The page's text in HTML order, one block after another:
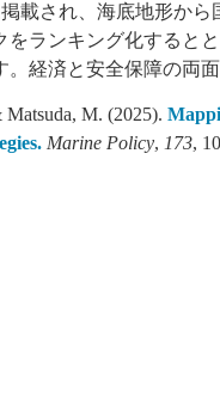
載され、海底地形か
をランキング化すると
経済と安全保障の両
Matsuda, M. (2025).
Marine Policy, 173,